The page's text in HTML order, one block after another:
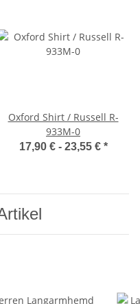
Oxford Shirt / Russell R-
933M-0
17,90 € - 23,55 € *